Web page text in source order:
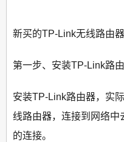
新买的TP-Link无线路由器
第一步、安装TP-Link路
安装TP-Link路由器，实
线路由器，连接到网络
的连接。